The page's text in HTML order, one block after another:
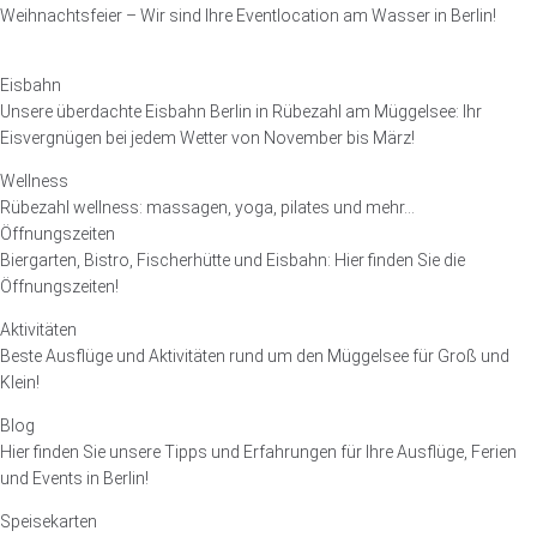
Weihnachtsfeier – Wir sind Ihre Eventlocation am Wasser in Berlin!
Eisbahn
Unsere überdachte Eisbahn Berlin in Rübezahl am Müggelsee: Ihr
Eisvergnügen bei jedem Wetter von November bis März!
Wellness
Rübezahl wellness: massagen, yoga, pilates und mehr…
Öffnungszeiten
Biergarten, Bistro, Fischerhütte und Eisbahn: Hier finden Sie die
Öffnungszeiten!
Aktivitäten
Beste Ausflüge und Aktivitäten rund um den Müggelsee für Groß und
Klein!
Blog
Hier finden Sie unsere Tipps und Erfahrungen für Ihre Ausflüge, Ferien
und Events in Berlin!
Speisekarten